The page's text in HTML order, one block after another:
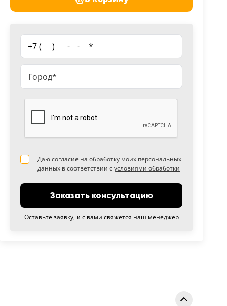
+7 ( ) - - *
Даю согласие на обработку моих персональных
данных в соответствии сусловиями обработки
Заказать консультацию
Оставьте заявку, и с вами свяжется наш менеджер